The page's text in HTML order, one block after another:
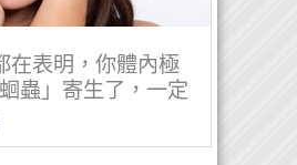
在表明，你體內極
蟲」寄生了，一定